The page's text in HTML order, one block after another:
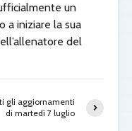
un
a iniziare la sua
del
gli aggiornamenti
di martedì 7 luglio